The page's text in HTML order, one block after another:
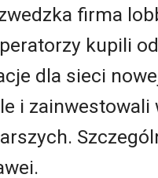
firma
kupili
dla sieci
i zainwestowali